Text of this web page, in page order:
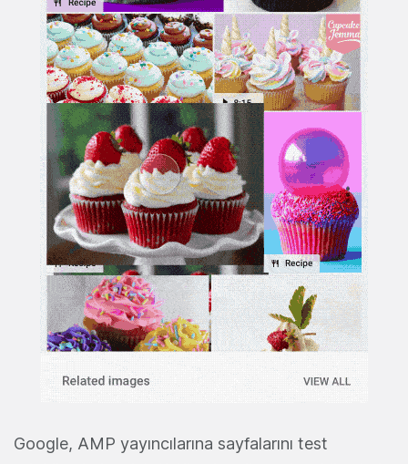
Google, AMP yayıncılarına sayfalarını test